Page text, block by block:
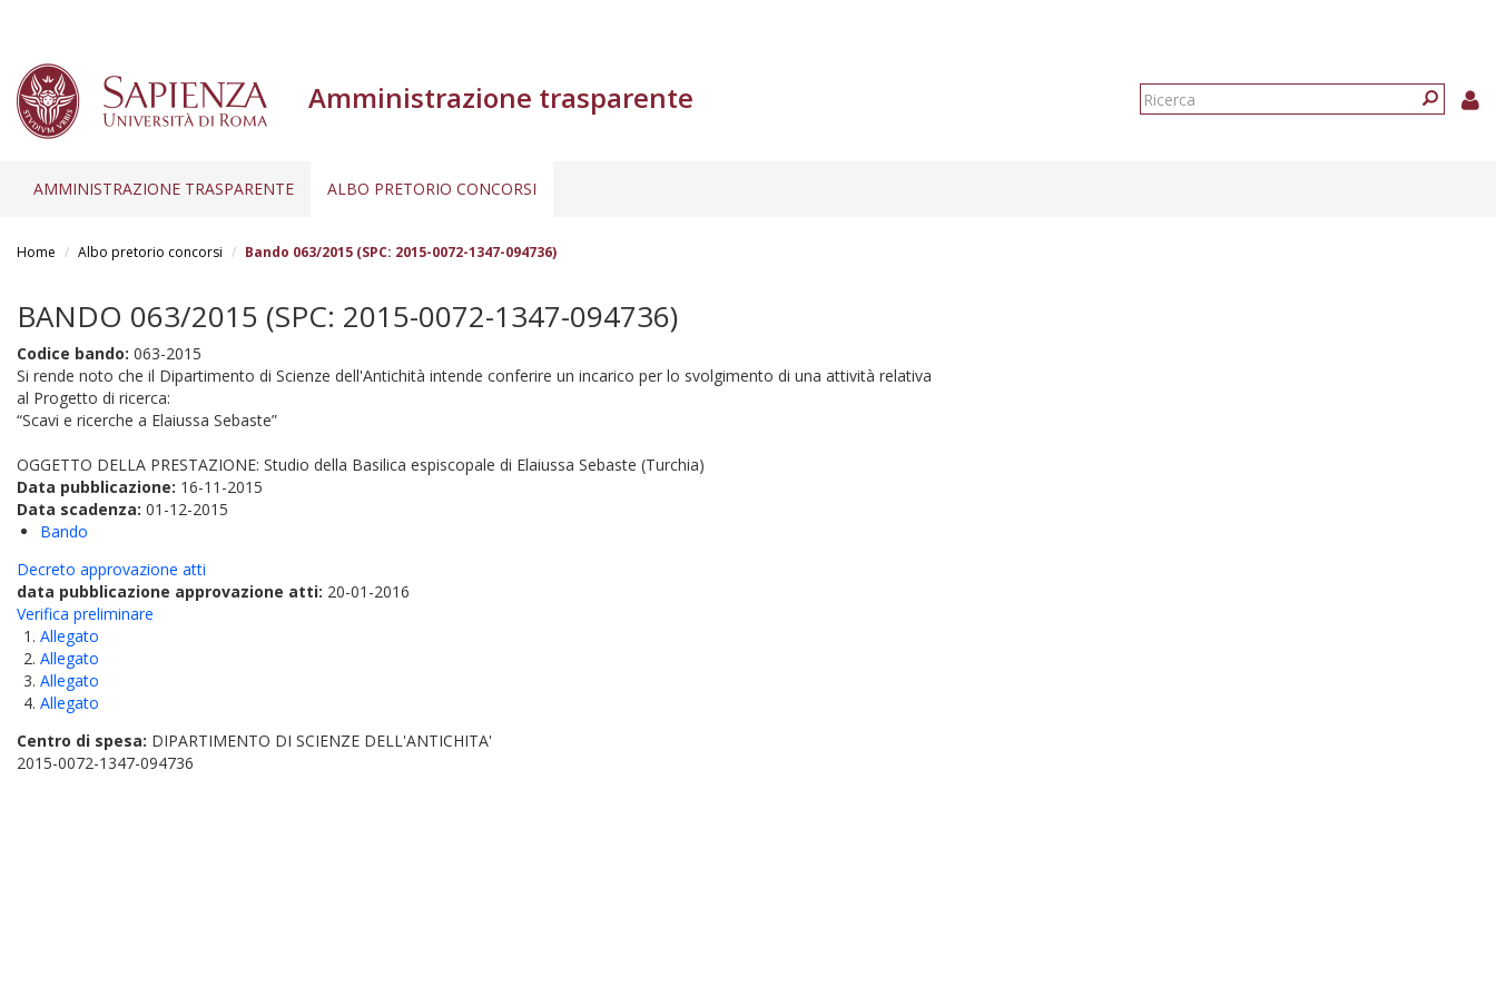
Amministrazione trasparente
Form
AMMINISTRAZIONE TRASPARENTE ALBO PRETORIO CONCORSI
Home Albo pretorio concorsi Bando 063/2015 (SPC: 2015-0072-1347-094736)
BANDO 063/2015 (SPC: 2015-0072-1347-094736)
Codice bando: 063-2015
Si rende noto che il Dipartimento di Scienze dell'Antichità intende conferire un incarico per lo svolgimento di una attività relativa
al Progetto di ricerca:
“Scavi e ricerche a Elaiussa Sebaste”
OGGETTO DELLA PRESTAZIONE: Studio della Basilica espiscopale di Elaiussa Sebaste (Turchia)
Data pubblicazione: 16-11-2015
Data scadenza: 01-12-2015
Bando
Decreto approvazione atti
data pubblicazione approvazione atti: 20-01-2016
Verifica preliminare
Allegato
Allegato
Allegato
Allegato
Centro di spesa: DIPARTIMENTO DI SCIENZE DELL'ANTICHITA'
2015-0072-1347-094736